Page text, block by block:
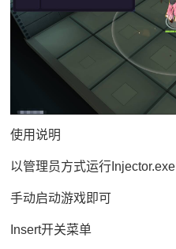
使用说明
以管理员方式运行Injector.exe
手动启动游戏即可
Insert开关菜单